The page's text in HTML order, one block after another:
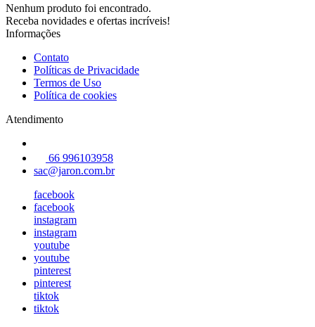
Nenhum produto foi encontrado.
Receba novidades e ofertas incríveis!
Informações
Contato
Políticas de Privacidade
Termos de Uso
Política de cookies
Atendimento
66 996103958
sac@jaron.com.br
facebook
facebook
instagram
instagram
youtube
youtube
pinterest
pinterest
tiktok
tiktok